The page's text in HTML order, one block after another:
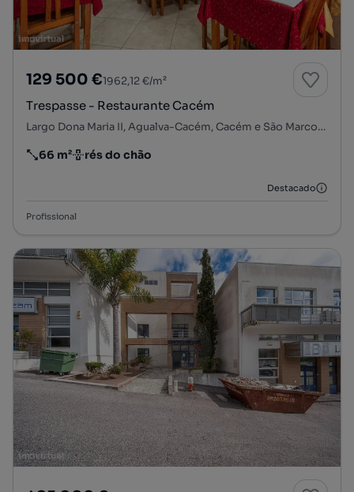
129 500 €1962,12 €/m²
Trespasse - Restaurante Cacém
Largo Dona Maria II, Agualva-Cacém, Cacém e São Marcos, Sintra, Lisboa
Preço por metro quadrado
66 m²
Andar rés do chão
Destacado
Profissional